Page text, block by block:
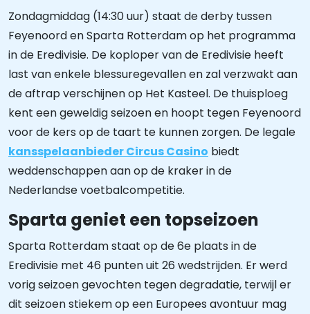
Zondagmiddag (14:30 uur) staat de derby tussen
Feyenoord en Sparta Rotterdam op het programma
in de Eredivisie. De koploper van de Eredivisie heeft
last van enkele blessuregevallen en zal verzwakt aan
de aftrap verschijnen op Het Kasteel. De thuisploeg
kent een geweldig seizoen en hoopt tegen Feyenoord
voor de kers op de taart te kunnen zorgen. De legale
kansspelaanbieder Circus Casino biedt
weddenschappen aan op de kraker in de
Nederlandse voetbalcompetitie.
Sparta geniet een topseizoen
Sparta Rotterdam staat op de 6e plaats in de
Eredivisie met 46 punten uit 26 wedstrijden. Er werd
vorig seizoen gevochten tegen degradatie, terwijl er
dit seizoen stiekem op een Europees avontuur mag